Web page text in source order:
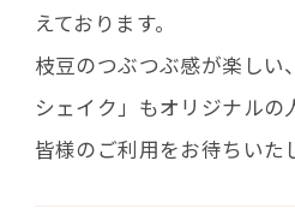
えております。
枝豆のつぶつぶ感が楽しい
シェイク」もオリジナルの
皆様のご利用をお待ちいた